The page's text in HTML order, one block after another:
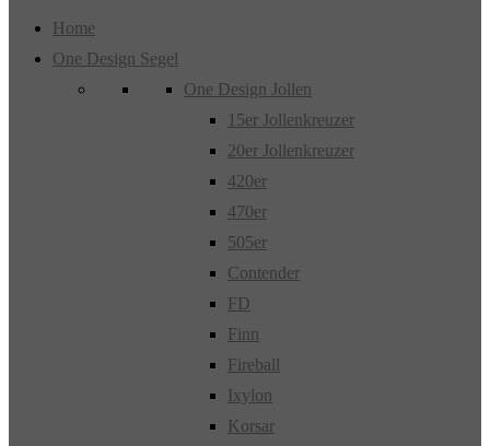
Home
One Design Segel
One Design Jollen
15er Jollenkreuzer
20er Jollenkreuzer
420er
470er
505er
Contender
FD
Finn
Fireball
Ixylon
Korsar